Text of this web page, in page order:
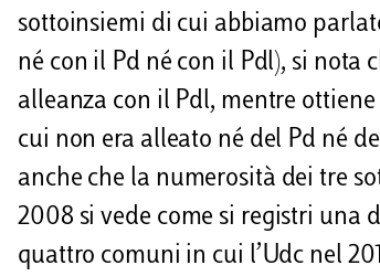
sottoinsiemi di cui abbiamo
né con il Pd né con il Pdl), si nota
alleanza con il Pdl, mentre
cui non era alleato né del Pd né
anche che la numerosità dei tre
2008 si vede come si registri una
quattro comuni in cui l’Udc nel